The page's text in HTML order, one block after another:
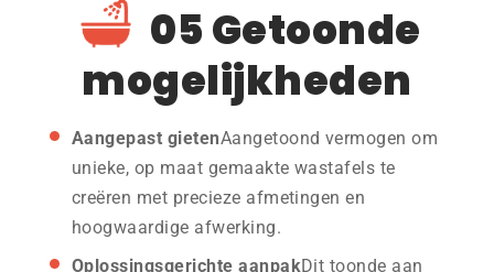
05 Getoonde
mogelijkheden
Aangepast gietenAangetoond vermogen om
unieke, op maat gemaakte wastafels te
creëren met precieze afmetingen en
hoogwaardige afwerking.
Oplossingsgerichte aanpakDit toonde aan